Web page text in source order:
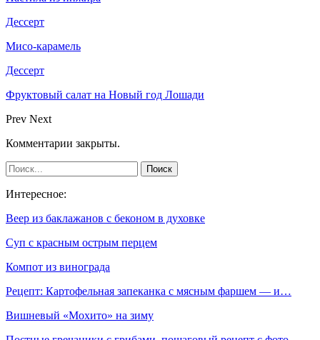
Дессерт
Мисо-карамель
Дессерт
Фруктовый салат на Новый год Лошади
Prev Next
Комментарии закрыты.
Интересное:
Веер из баклажанов с беконом в духовке
Суп с красным острым перцем
Компот из винограда
Рецепт: Картофельная запеканка с мясным фаршем — и…
Вишневый «Мохито» на зиму